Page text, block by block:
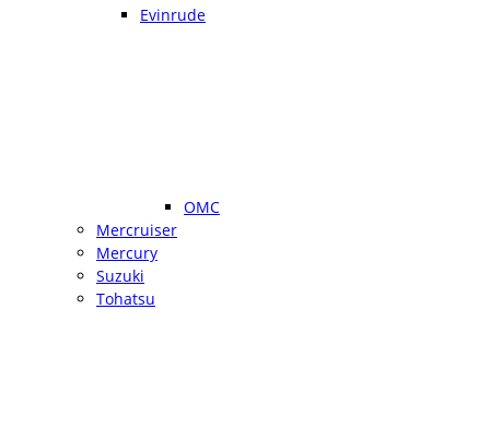
Evinrude
OMC
Mercruiser
Mercury
Suzuki
Tohatsu